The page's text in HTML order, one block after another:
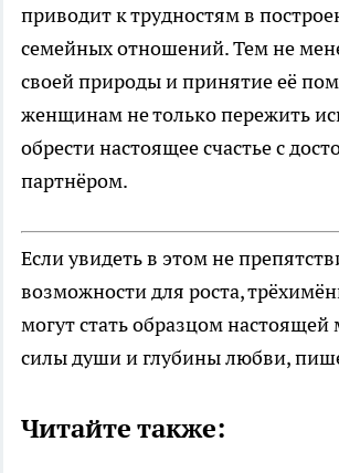
приводит к трудностям в
семейных отношений. Тем не
своей природы и принятие её
женщинам не только пережить
обрести настоящее счастье с
партнёром.
Если увидеть в этом не
возможности для роста,
могут стать образцом настоящей
силы души и глубины любви,
Читайте также: